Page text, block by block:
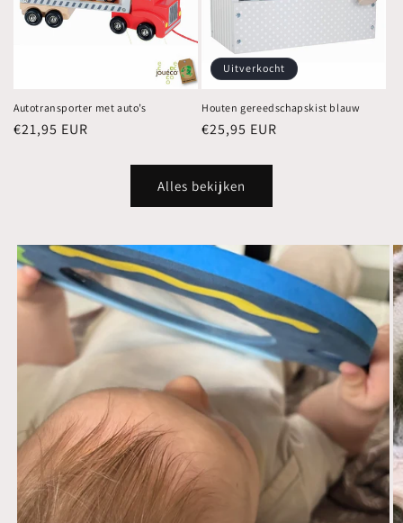
Autotransporter met auto’s
Normale
€21,95 EUR
Uitverkocht
Houten gereedschapskist blauw
Normale
€25,95 EUR
Alles bekijken